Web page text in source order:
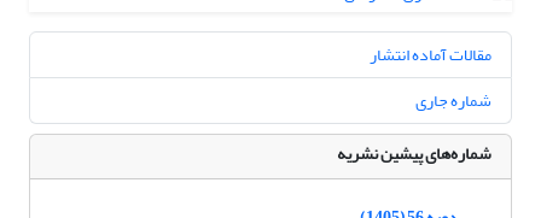
مقالات آماده انتشار
شماره جاری
شماره‌های پیشین نشریه